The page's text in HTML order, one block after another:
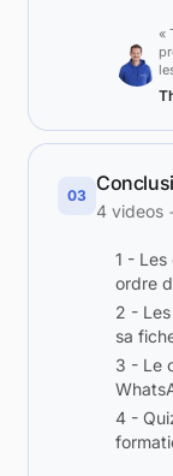
«
03
4 videos
1 -
ordre
2 -
sa
3 - Le
4 -